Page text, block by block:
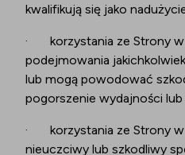
kwalifikują się jako
· korzystania ze Strony
podejmowania
lub mogą powodować
pogorszenie wydajności
· korzystania ze Strony
nieuczciwy lub szkodliwy